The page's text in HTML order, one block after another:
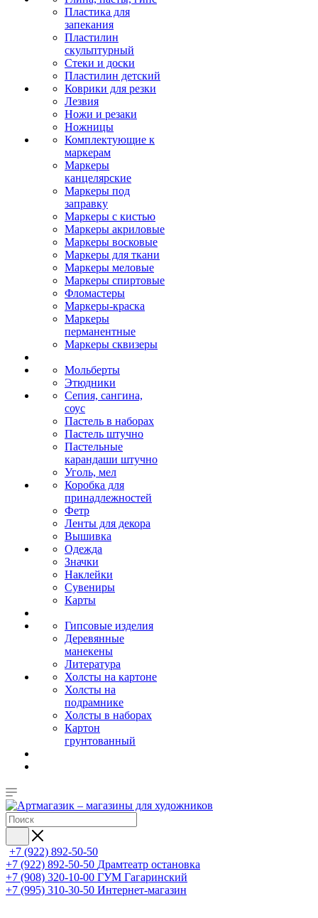
Пластика для
запекания
Пластилин
скульптурный
Стеки и доски
Пластилин детский
Коврики для резки
Лезвия
Ножи и резаки
Ножницы
Комплектующие к
маркерам
Маркеры
канцелярские
Маркеры под
заправку
Маркеры с кистью
Маркеры акриловые
Маркеры восковые
Маркеры для ткани
Маркеры меловые
Маркеры спиртовые
Фломастеры
Маркеры-краска
Маркеры
перманентные
Маркеры сквизеры
Мольберты
Этюдники
Сепия, сангина,
соус
Пастель в наборах
Пастель штучно
Пастельные
карандаши штучно
Уголь, мел
Коробка для
принадлежностей
Фетр
Ленты для декора
Вышивка
Одежда
Значки
Наклейки
Сувениры
Карты
Гипсовые изделия
Деревянные
манекены
Литература
Холсты на картоне
Холсты на
подрамнике
Холсты в наборах
Картон
грунтованный
+7 (922) 892-50-50
+7 (922) 892-50-50 Драмтеатр остановка
+7 (908) 320-10-00 ГУМ Гагаринский
+7 (995) 310-30-50 Интернет-магазин